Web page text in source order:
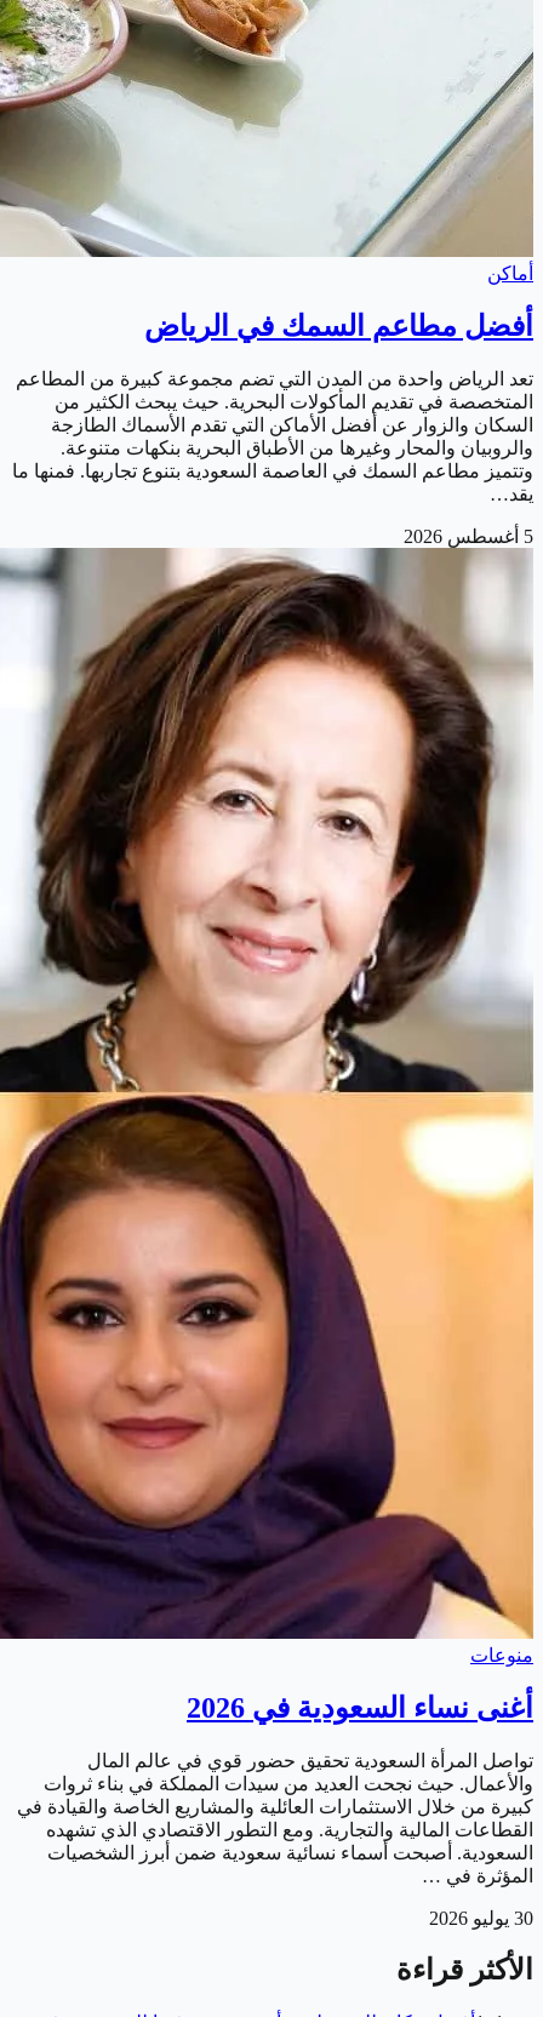
أماكن
أفضل مطاعم السمك في الرياض
تعد الرياض واحدة من المدن التي تضم مجموعة كبيرة من المطاعم
المتخصصة في تقديم المأكولات البحرية. حيث يبحث الكثير من
السكان والزوار عن أفضل الأماكن التي تقدم الأسماك الطازجة
والروبيان والمحار وغيرها من الأطباق البحرية بنكهات متنوعة.
وتتميز مطاعم السمك في العاصمة السعودية بتنوع تجاربها. فمنها ما
يقد…
5 أغسطس 2026
منوعات
أغنى نساء السعودية في 2026
تواصل المرأة السعودية تحقيق حضور قوي في عالم المال
والأعمال. حيث نجحت العديد من سيدات المملكة في بناء ثروات
كبيرة من خلال الاستثمارات العائلية والمشاريع الخاصة والقيادة في
القطاعات المالية والتجارية. ومع التطور الاقتصادي الذي تشهده
السعودية. أصبحت أسماء نسائية سعودية ضمن أبرز الشخصيات
المؤثرة في …
30 يوليو 2026
الأكثر قراءة